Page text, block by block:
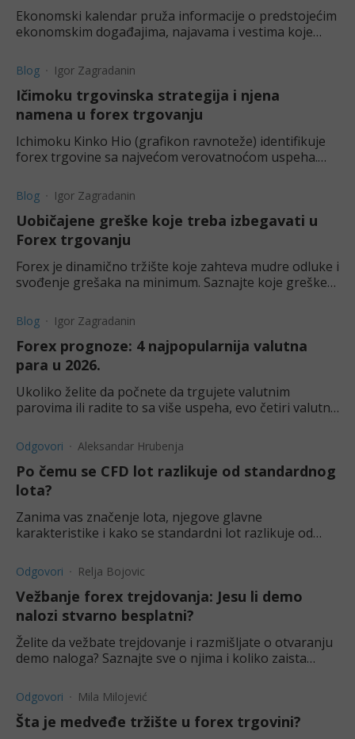
Ekonomski kalendar pruža informacije o predstojećim
ekonomskim događajima, najavama i vestima koje
Blog Igor Zagradanin
Ičimoku trgovinska strategija i njena
namena u forex trgovanju
Ichimoku Kinko Hio (grafikon ravnoteže) identifikuje
forex trgovine sa najvećom verovatnoćom uspeha.
Blog Igor Zagradanin
Uobičajene greške koje treba izbegavati u
Forex trgovanju
Forex je dinamično tržište koje zahteva mudre odluke i
svođenje grešaka na minimum. Saznajte koje greške
Blog Igor Zagradanin
Forex prognoze: 4 najpopularnija valutna
para u 2026.
Ukoliko želite da počnete da trgujete valutnim
parovima ili radite to sa više uspeha, evo četiri valutna
Odgovori Aleksandar Hrubenja
Po čemu se CFD lot razlikuje od standardnog
lota?
Zanima vas značenje lota, njegove glavne
karakteristike i kako se standardni lot razlikuje od
Odgovori Relja Bojovic
Vežbanje forex trejdovanja: Jesu li demo
nalozi stvarno besplatni?
Želite da vežbate trejdovanje i razmišljate o otvaranju
demo naloga? Saznajte sve o njima i koliko zaista
Odgovori Mila Milojević
Šta je medveđe tržište u forex trgovini?